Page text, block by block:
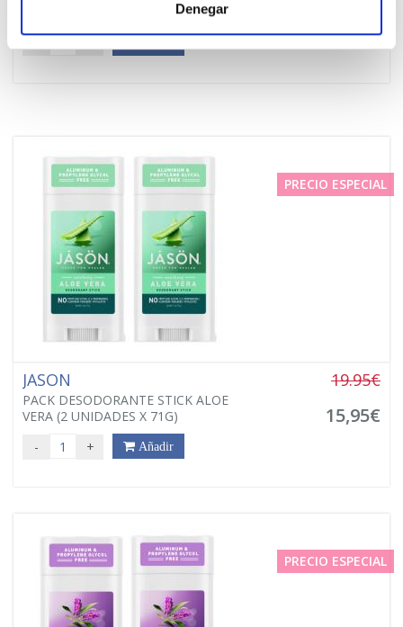
Denegar
PRECIO ESPECIAL
JASON
PACK DESODORANTE STICK ALOE
VERA (2 UNIDADES X 71G)
19.95€
15,95€
- + Añadir
PRECIO ESPECIAL